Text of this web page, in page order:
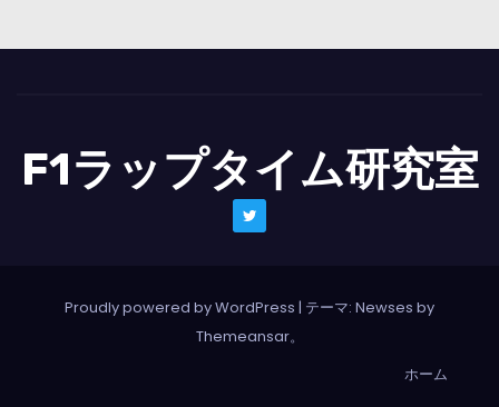
一
F1ラップタイム研究室
Proudly powered by WordPress | テーマ: Newses by
Themeansar。
ホーム